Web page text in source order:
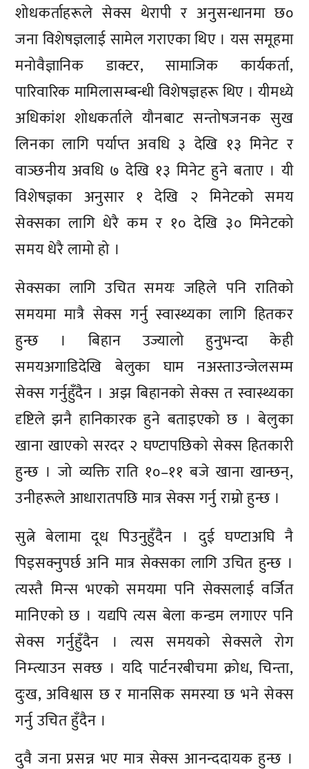
शोधकर्ताहरूले सेक्स थेरापी र अनुसन्धानमा छ०
जना विशेषज्ञलाई सामेल गराएका थिए । यस समूहमा
मनोवैज्ञानिक डाक्टर, सामाजिक कार्यकर्ता,
पारिवारिक मामिलासम्बन्धी विशेषज्ञहरू थिए । यीमध्ये
अधिकांश शोधकर्ताले यौनबाट सन्तोषजनक सुख
लिनका लागि पर्याप्त अवधि ३ देखि १३ मिनेट र
वाञ्छनीय अवधि ७ देखि १३ मिनेट हुने बताए । यी
विशेषज्ञका अनुसार १ देखि २ मिनेटको समय
सेक्सका लागि धेरै कम र १० देखि ३० मिनेटको
समय धेरै लामो हो ।
सेक्सका लागि उचित समयः जहिले पनि रातिको
समयमा मात्रै सेक्स गर्नु स्वास्थ्यका लागि हितकर
हुन्छ । बिहान उज्यालो हुनुभन्दा केही
समयअगाडिदेखि बेलुका घाम नअस्ताउन्जेलसम्म
सेक्स गर्नुहुँदैन । अझ बिहानको सेक्स त स्वास्थ्यका
दृष्टिले झनै हानिकारक हुने बताइएको छ । बेलुका
खाना खाएको सरदर २ घण्टापछिको सेक्स हितकारी
हुन्छ । जो व्यक्ति राति १०–११ बजे खाना खान्छन्,
उनीहरूले आधारातपछि मात्र सेक्स गर्नु राम्रो हुन्छ ।
सुत्ने बेलामा दूध पिउनुहुँदैन । दुई घण्टाअघि नै
पिइसक्नुपर्छ अनि मात्र सेक्सका लागि उचित हुन्छ ।
त्यस्तै मिन्स भएको समयमा पनि सेक्सलाई वर्जित
मानिएको छ । यद्यपि त्यस बेला कन्डम लगाएर पनि
सेक्स गर्नुहुँदैन । त्यस समयको सेक्सले रोग
निम्त्याउन सक्छ । यदि पार्टनरबीचमा क्रोध, चिन्ता,
दुःख, अविश्वास छ र मानसिक समस्या छ भने सेक्स
गर्नु उचित हुँदैन ।
दुवै जना प्रसन्न भए मात्र सेक्स आनन्ददायक हुन्छ ।